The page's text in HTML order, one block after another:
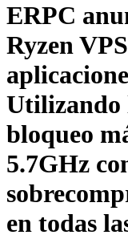
ERPC
Ryzen
Utilizando
bloqueo
5.7GHz
en todas